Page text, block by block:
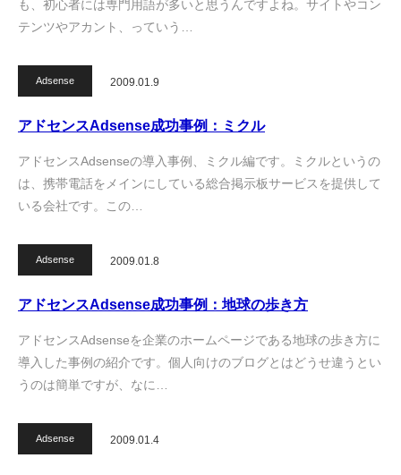
も、初心者には専門用語が多いと思うんですよね。サイトやコン
テンツやアカント、っていう…
Adsense 2009.01.9
アドセンスAdsense成功事例：ミクル
アドセンスAdsenseの導入事例、ミクル編です。ミクルというの
は、携帯電話をメインにしている総合掲示板サービスを提供して
いる会社です。この…
Adsense 2009.01.8
アドセンスAdsense成功事例：地球の歩き方
アドセンスAdsenseを企業のホームページである地球の歩き方に
導入した事例の紹介です。個人向けのブログとはどうせ違うとい
うのは簡単ですが、なに…
Adsense 2009.01.4